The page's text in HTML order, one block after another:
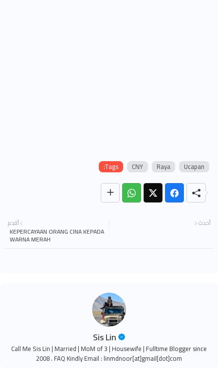
Tags: CNY Raya Ucapan
أحدث أقدم
KEPERCAYAAN ORANG CINA KEPADA
WARNA MERAH
Sis Lin
Call Me Sis Lin | Married | MoM of 3 | Housewife | Fulltime Blogger since
2008 . FAQ Kindly Email : linmdnoor[at]gmail[dot]com